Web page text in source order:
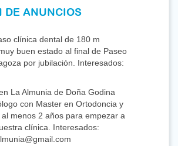
DE ANUNCIOS
clínica dental de 180 m
buen estado al final de Paseo
por jubilación. Interesados:
La Almunia de Doña Godina
con Master en Ortodoncia y
menos 2 años para empezar a
clínica. Interesados: